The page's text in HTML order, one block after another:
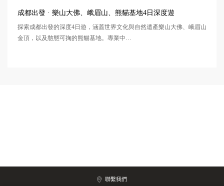
成都出發 · 樂山大佛、峨眉山、熊貓基地4日深度遊
探索成都出發的深度4日遊，涵蓋世界文化與自然遺產樂山大佛、峨眉山
金頂，以及憨態可掬的熊貓基地。專業中…
聯繫我們